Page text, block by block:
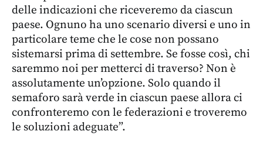
delle indicazioni che riceveremo da ciascun
paese. Ognuno ha uno scenario diversi e uno in
particolare teme che le cose non possano
sistemarsi prima di settembre. Se fosse così, chi
saremmo noi per metterci di traverso? Non è
assolutamente un’opzione. Solo quando il
semaforo sarà verde in ciascun paese allora ci
confronteremo con le federazioni e troveremo
le soluzioni adeguate”.